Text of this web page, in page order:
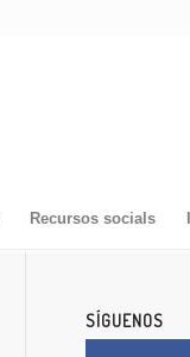
Recursos socials
SÍGUENOS